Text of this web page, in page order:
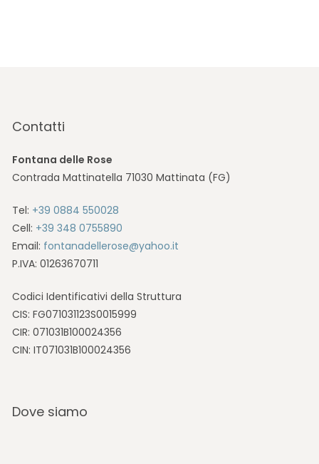
Contatti
Fontana delle Rose
Contrada Mattinatella 71030 Mattinata (FG)
Tel: +39 0884 550028
Cell: +39 348 0755890
Email: fontanadellerose@yahoo.it
P.IVA: 01263670711
Codici Identificativi della Struttura
CIS: FG071031123S0015999
CIR: 071031B100024356
CIN: IT071031B100024356
Dove siamo